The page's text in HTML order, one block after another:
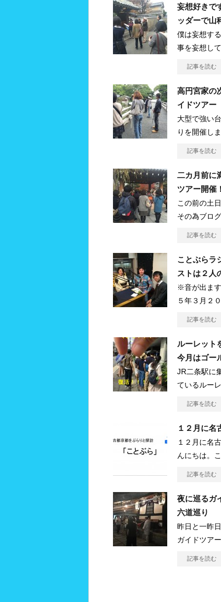
妄想好きで
ッダーで山
僕は妄想す
事を妄想し
記事を読む
高円宮家の
イドツアー
大型で強い
りを開催し
記事を読む
二カ月前に
ツアー開催！
この前の土
その為ブロ
記事を読む
ことぶらラ
ストは２人
※音が出ま
５年３月２
記事を読む
ルーレット
今月はゴー
JR二条駅に
ているルーレ
記事を読む
１２月に名
１２月に名
んにちは。
記事を読む
夜に巡るガ
六道巡り
昨日と一昨
ガイドツア
記事を読む